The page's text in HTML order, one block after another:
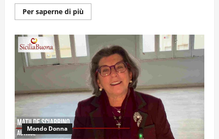
Per saperne di piùUlteriori
informazioni
LA
PARRUCCHIERA
SI
RACCONTA.
DONNE
ALLO
SPECCHIO
–
VIDEO
Mondo Donna